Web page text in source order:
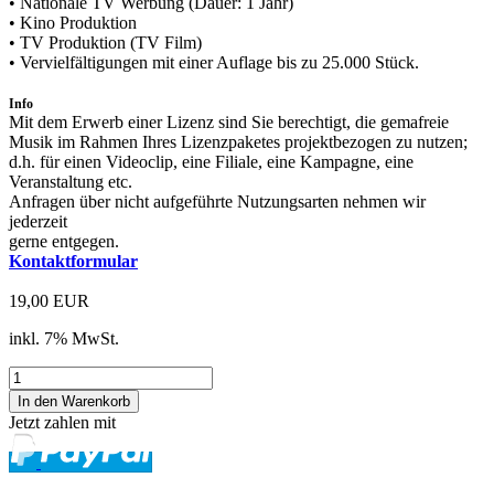
• Kino Produktion
• TV Produktion (TV Film)
• Vervielfältigungen mit einer Auflage bis zu 25.000 Stück.
Info
Mit dem Erwerb einer Lizenz sind Sie berechtigt, die gemafreie
Musik im Rahmen Ihres Lizenzpaketes projektbezogen zu nutzen;
d.h. für einen Videoclip, eine Filiale, eine Kampagne, eine
Veranstaltung etc.
Anfragen über nicht aufgeführte Nutzungsarten nehmen wir
jederzeit
gerne entgegen.
Kontaktformular
19,00 EUR
inkl. 7% MwSt.
Jetzt zahlen mit